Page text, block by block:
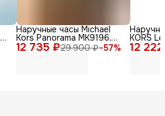
12 735 ₽29 900 ₽−57%
Наручные часы Michael
Kors Panorama MK9196,
нержавеющая сталь,
серебристый
12
KORS
сталь